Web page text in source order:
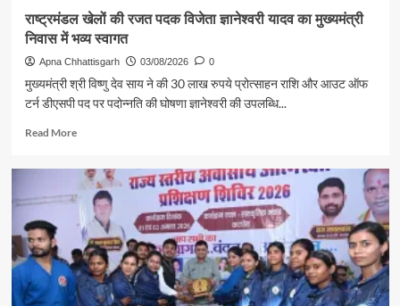
राष्ट्रमंडल खेलों की रजत पदक विजेता ज्ञानेश्वरी यादव का मुख्यमंत्री
निवास में भव्य स्वागत
Apna Chhattisgarh 03/08/2026 0
मुख्यमंत्री श्री विष्णु देव साय ने की 30 लाख रुपये प्रोत्साहन राशि और आउट ऑफ
टर्न डीएसपी पद पर पदोन्नति की घोषणा ज्ञानेश्वरी की उपलब्धि...
Read MoreRead
राष्ट्रमंडल
खेलों
की
रजत
पदक
विजेता
ज्ञानेश्वरी
यादव